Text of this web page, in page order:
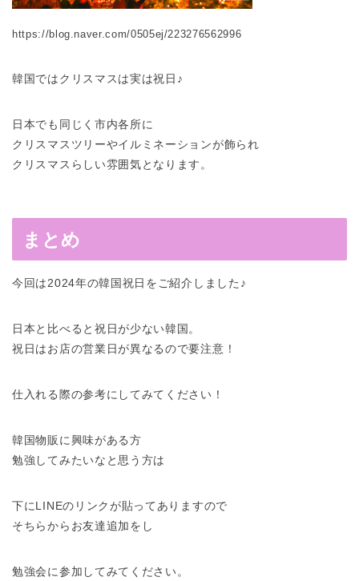
https://blog.naver.com/0505ej/223276562996
韓国ではクリスマスは実は祝日♪
日本でも同じく市内各所に
クリスマスツリーやイルミネーションが飾られ
クリスマスらしい雰囲気となります。
まとめ
今回は2024年の韓国祝日をご紹介しました♪
日本と比べると祝日が少ない韓国。
祝日はお店の営業日が異なるので要注意！
仕入れる際の参考にしてみてください！
韓国物販に興味がある方
勉強してみたいなと思う方は
下にLINEのリンクが貼ってありますので
そちらからお友達追加をし
勉強会に参加してみてください。